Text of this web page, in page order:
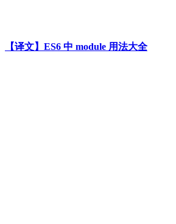
【译文】ES6 中 module 用法大全